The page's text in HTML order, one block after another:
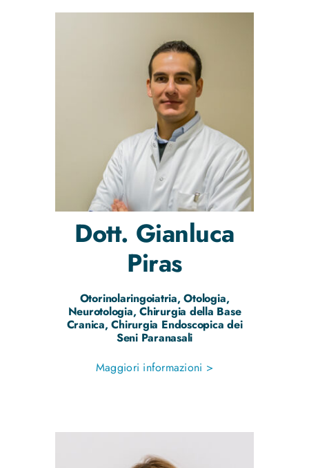
Dott. Gianluca
Piras
Otorinolaringoiatria, Otologia,
Neurotologia, Chirurgia della Base
Cranica, Chirurgia Endoscopica dei
Seni Paranasali
Maggiori informazioni >